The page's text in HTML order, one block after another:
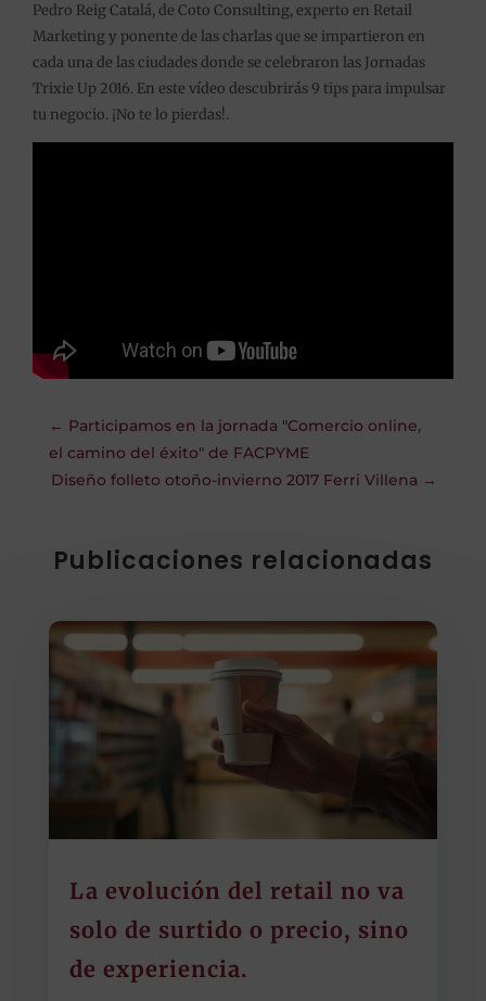
Pedro Reig Catalá, de Coto Consulting, experto en Retail
Marketing y ponente de las charlas que se impartieron en
cada una de las ciudades donde se celebraron las Jornadas
Trixie Up 2016. En este vídeo descubrirás 9 tips para impulsar
tu negocio. ¡No te lo pierdas!.
← Participamos en la jornada "Comercio online,
el camino del éxito" de FACPYME
Diseño folleto otoño-invierno 2017 Ferri Villena →
Publicaciones relacionadas
La evolución del retail no va
solo de surtido o precio, sino
de experiencia.